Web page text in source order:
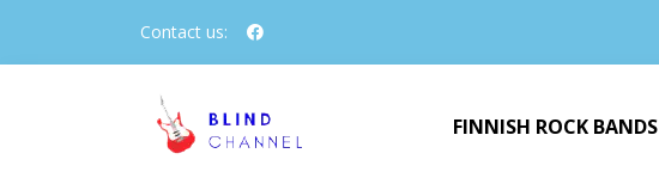
Contact us:
FINNISH ROCK BANDS